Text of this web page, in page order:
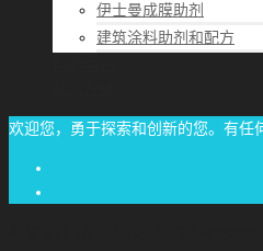
伊士曼成膜助剂
建筑涂料助剂和配方
欢迎您，勇于探索和创新的您。有任